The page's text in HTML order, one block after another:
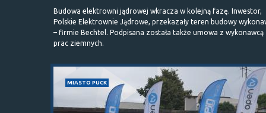
Budowa elektrowni jądrowej wkracza w kolejną fazę. Inwestor,
Polskie Elektrownie Jądrowe, przekazały teren budowy
– firmie Bechtel. Podpisana została także umowa z wykonawcą
prac ziemnych.
MIASTO PUCK